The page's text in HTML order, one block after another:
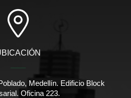
Medellín. Edificio Block
Oficina 223.